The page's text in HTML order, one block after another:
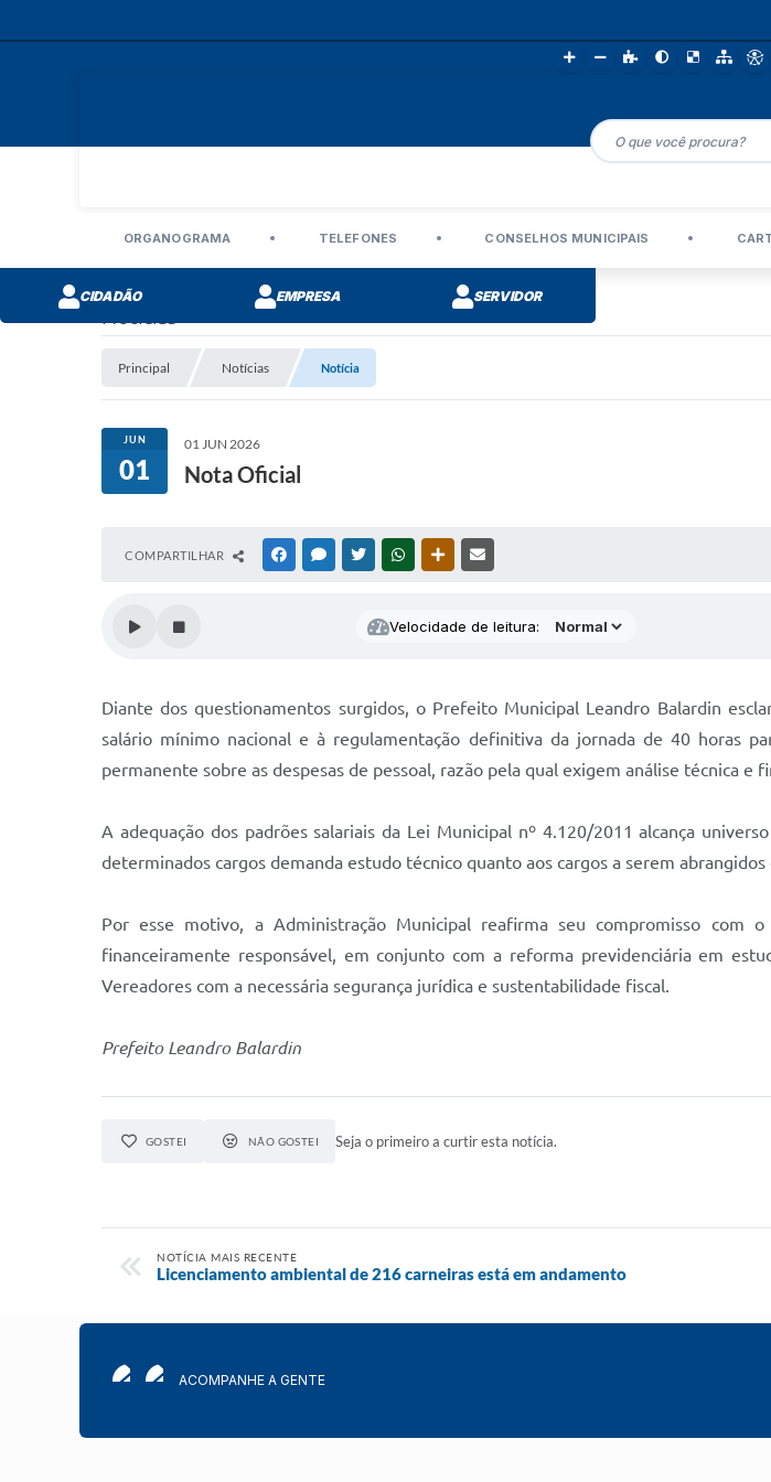
ORGANOGRAMA TELEFONES CONSELHOS MUNICIPAIS
CIDADÃO EMPRESA SERVIDOR
Principal Notícias Notícia
JUN
01
01 JUN 2026
Nota Oficial
COMPARTILHAR FACEBOOKMESSENGER
TWITTERWHATSAPPOUTRAS MÍDIAS
Velocidade de leitura:
Diante dos questionamentos surgidos, o Prefeito Municipal Leandro Balardin
salário mínimo nacional e à regulamentação definitiva da jornada de 40 horas
permanente sobre as despesas de pessoal, razão pela qual exigem análise técnica e
A adequação dos padrões salariais da Lei Municipal nº 4.120/2011 alcança
determinados cargos demanda estudo técnico quanto aos cargos a serem
Por esse motivo, a Administração Municipal reafirma seu compromisso com
financeiramente responsável, em conjunto com a reforma previdenciária em
Vereadores com a necessária segurança jurídica e sustentabilidade fiscal.
Prefeito Leandro Balardin
GOSTEI NÃO GOSTEI Seja o primeiro a curtir esta notícia.
NOTÍCIA MAIS RECENTE
Licenciamento ambiental de 216 carneiras está em andamento
ACOMPANHE A GENTE